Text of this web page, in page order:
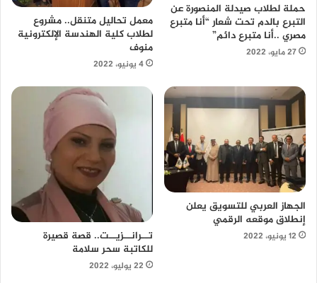
حملة لطلاب صيدلة المنصورة عن
التبرع بالدم تحت شعار “أنا متبرع
مصري ..أنا متبرع دائم”
27 مايو، 2022
معمل تحاليل متنقل.. مشروع
لطلاب كلية الهندسة الإلكترونية
منوف
4 يونيو، 2022
الجهاز العربي للتسويق يعلن
إنطلاق موقعه الرقمي
12 يونيو، 2022
تــرانــزيــت.. قصة قصيرة
للكاتبة سحر سلامة
22 يوليو، 2022